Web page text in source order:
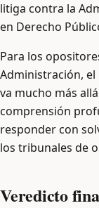
litiga contra la
en Derecho
Para los
Administración, el
va mucho más
comprensión
responder con
los tribunales de
Veredicto